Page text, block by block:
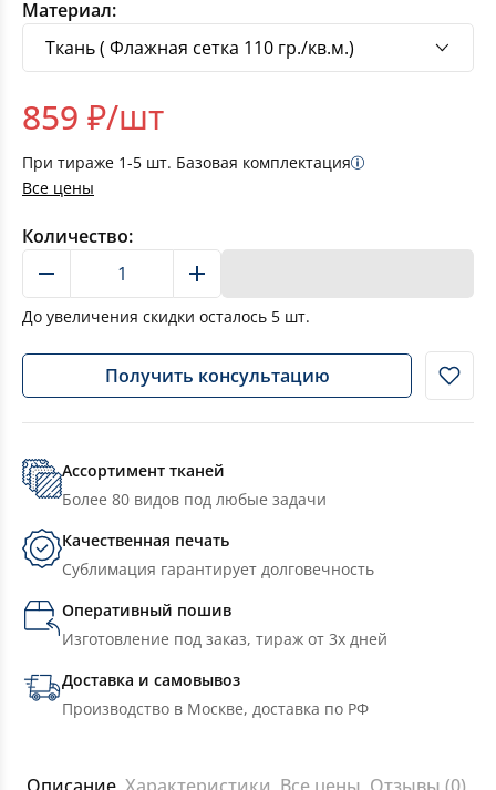
Материал:
859 ₽/шт
При тираже 1-5 шт. Базовая комплектация
Все цены
Количество:
До увеличения скидки осталось 5 шт.
Получить консультацию
Ассортимент тканей
Более 80 видов под любые задачи
Качественная печать
Сублимация гарантирует долговечность
Оперативный пошив
Изготовление под заказ, тираж от 3х дней
Доставка и самовывоз
Производство в Москве, доставка по РФ